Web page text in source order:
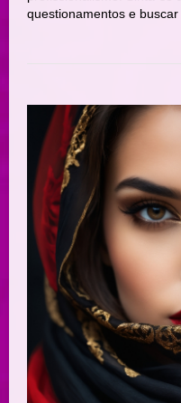
questionamentos e buscar